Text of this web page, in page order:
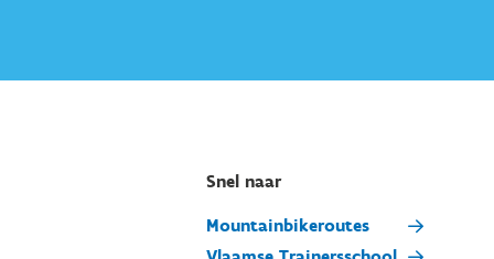
Snel naar
Mountainbikeroutes